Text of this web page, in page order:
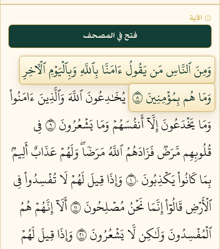
۞ الآية
فتح في المصحف
وَمِنَ ٱلنَّاسِ مَن يَقُولُ ءَامَنَّا بِٱللَّهِ وَبِٱلۡيَوۡمِ ٱلۡأٓخِرِ
وَمَا هُم بِمُؤۡمِنِينَ ٨
يُخَٰدِعُونَ ٱللَّهَ وَٱلَّذِينَ ءَامَنُواْ
وَمَا يَخۡدَعُونَ إِلَّآ أَنفُسَهُمۡ وَمَا يَشۡعُرُونَ ٩
فِي
قُلُوبِهِم مَّرَضٞ فَزَادَهُمُ ٱللَّهُ مَرَضٗاۖ وَلَهُمۡ عَذَابٌ أَلِيمُۢ
بِمَا كَانُواْ يَكۡذِبُونَ ١٠
وَإِذَا قِيلَ لَهُمۡ لَا تُفۡسِدُواْ فِي
ٱلۡأَرۡضِ قَالُوٓاْ إِنَّمَا نَحۡنُ مُصۡلِحُونَ ١١
أَلَآ إِنَّهُمۡ هُمُ
ٱلۡمُفۡسِدُونَ وَلَٰكِن لَّا يَشۡعُرُونَ ١٢
وَإِذَا قِيلَ لَهُمۡ